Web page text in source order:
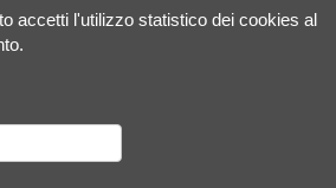
accetti l'utilizzo statistico dei cookies al
M.,Monitoraggio e studio di
popolazione di Testuggine palustre
M.,
Emys orbicularis